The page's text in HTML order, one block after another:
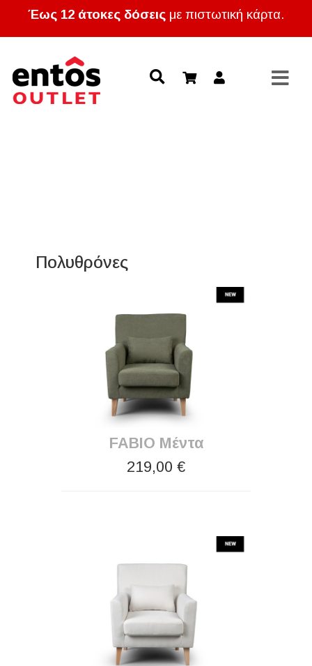
Έως 12 άτοκες δόσεις με πιστωτική κάρτα.
Πολυθρόνες
FABIO Μέντα
219,00 €